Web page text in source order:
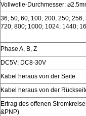
Vollwelle-Durchmesser:
36; 50; 60; 100; 200; 250;
720; 800; 1000; 1024; 1440;
Phase A, B, Z
DC5V; DC8-30V
Kabel heraus von der Seite
Kabel heraus von der
Ertrag des offenen
&PNP)